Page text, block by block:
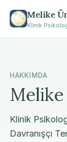
Melike
Klinik
HAKKIMDA
Klinik
Davranışçı